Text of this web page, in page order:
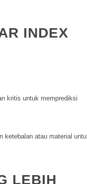
INDEX
kritis untuk memprediksi
ketebalan atau material
LEBIH